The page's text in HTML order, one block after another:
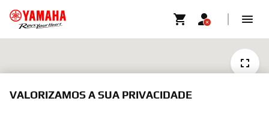
3
VALORIZAMOS A SUA PRIVACIDADE